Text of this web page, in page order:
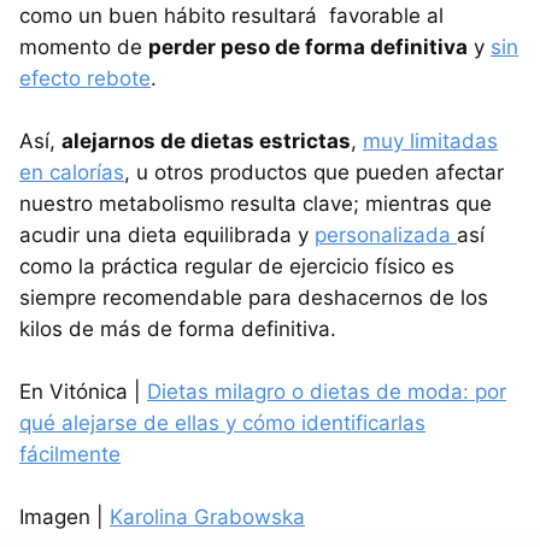
como un buen hábito resultará favorable al
momento de perder peso de forma definitiva y sin
efecto rebote.
Así, alejarnos de dietas estrictas, muy limitadas
en calorías, u otros productos que pueden afectar
nuestro metabolismo resulta clave; mientras que
acudir una dieta equilibrada y personalizada así
como la práctica regular de ejercicio físico es
siempre recomendable para deshacernos de los
kilos de más de forma definitiva.
En Vitónica | Dietas milagro o dietas de moda: por
qué alejarse de ellas y cómo identificarlas
fácilmente
Imagen | Karolina Grabowska